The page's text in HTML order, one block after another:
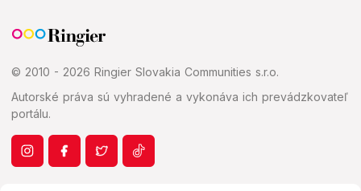
© 2010 - 2026 Ringier Slovakia Communities s.r.o.
Autorské práva sú vyhradené a vykonáva ich prevádzkovateľ
portálu.